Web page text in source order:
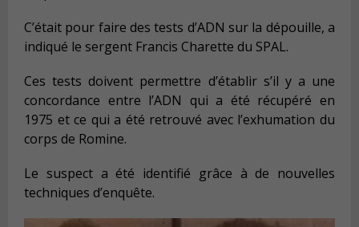
C’était pour faire des tests d’ADN sur la dépouille, a
indiqué le sergent Francis Charette du SPAL.
Ces tests doivent permettre d’établir s’il y a une
concordance entre l’ADN qui a été récupéré en
1975 et ce qui a été retrouvé avec l’exhumation du
corps de Romine.
Le suspect a été identifié grâce à de nouvelles
techniques d’enquête.